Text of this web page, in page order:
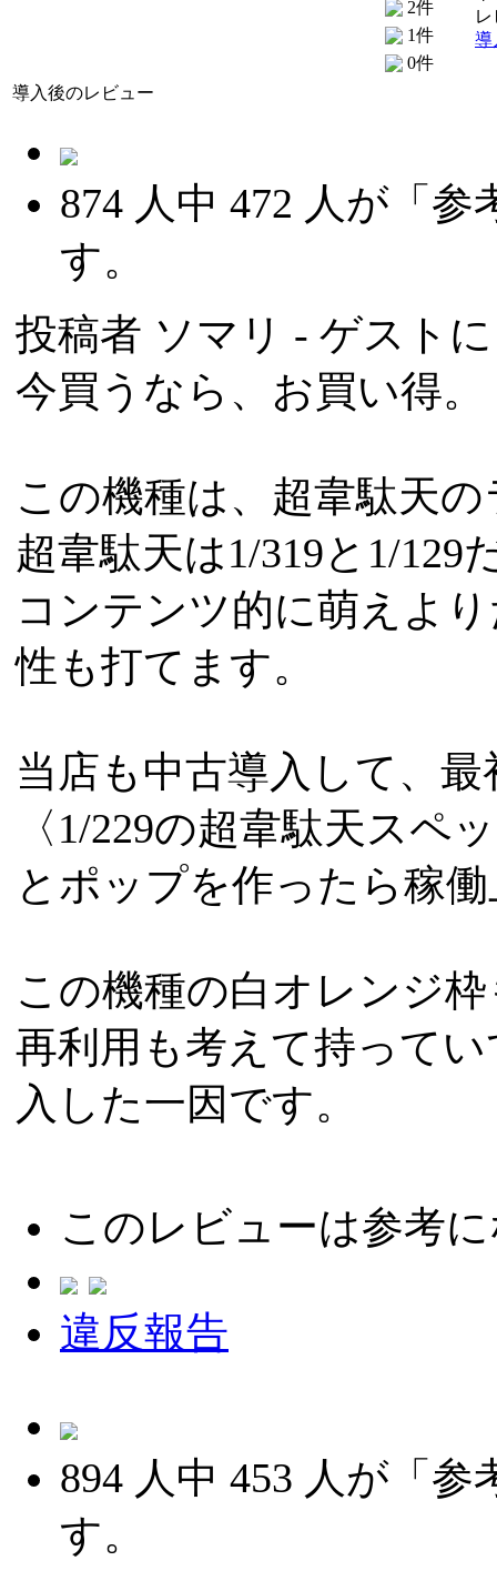
2件
1件
0件
導
導入後のレビュー
874 人中 472 人が「参
す。
投稿者 ソマリ - ゲスト
今買うなら、お買い得。
この機種は、超韋駄天
超韋駄天は1/319と1/129
コンテンツ的に萌えよ
性も打てます。
当店も中古導入して、
〈1/229の超韋駄天スペ
とポップを作ったら稼
この機種の白オレンジ
再利用も考えて持って
入した一因です。
このレビューは参考
違反報告
894 人中 453 人が「参
す。